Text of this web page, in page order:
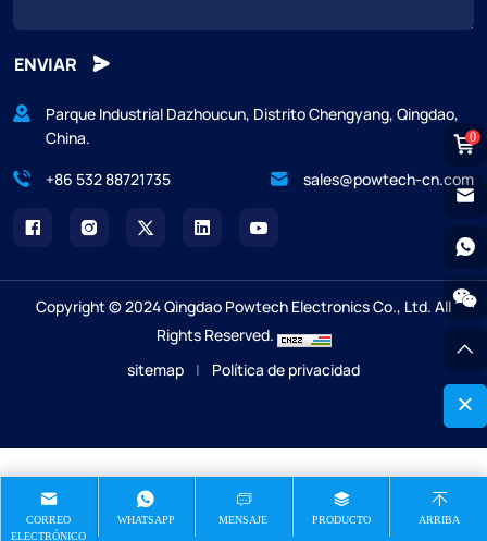
ENVIAR
Parque Industrial Dazhoucun, Distrito Chengyang, Qingdao,
China.
+86 532 88721735
sales@powtech-cn.com
Copyright © 2024 Qingdao Powtech Electronics Co., Ltd. All
Rights Reserved.
sitemap | Política de privacidad
0
CORREO
ELECTRÓNICO
WHATSAPP MENSAJE PRODUCTO ARRIBA